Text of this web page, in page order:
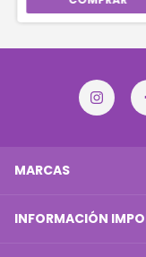
MARCAS
INFORMACIÓN